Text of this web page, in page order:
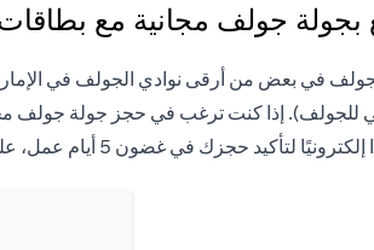
بجولة جولف مجانية مع بطاقات
في بعض من أرقى نوادي الجولف في
للجولف). إذا كنت ترغب في حجز جولة جولف
علمًا بأن التأكيد يتوقف على توافر الملعب في التاريخ المطلوب.